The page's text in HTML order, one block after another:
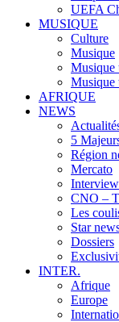
UEFA
MUSIQUE
Culture
Musique
Musique
Musique
AFRIQUE
NEWS
5
Région
Mercato
CNO –
Les
Star
Dossiers
INTER.
Afrique
Europe